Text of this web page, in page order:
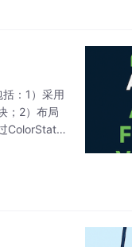
：1）采用
；2）布局
ColorState